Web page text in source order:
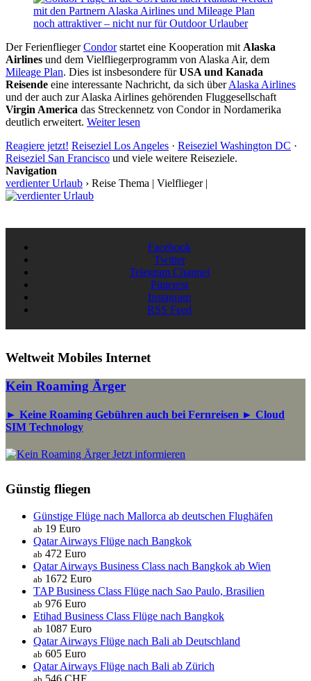
Der FerienfliegerCondorstartet eine Kooperation mit Alaska
Airlines und dem Vielfliegerprogramm von Alaska Air, dem
Mileage Plan. Dies ist insbesondere fürUSA und Kanada
Reisende eine interessante Nachricht, da sich überAlaska Airlines
und der auch zur Alaska Airlines gehörenden Fluggesellschaft
Virgin America das Streckennetz von Condor in Nordamerika
deutlich erweitert. Weiter lesen
Reagiere jetzt! Reiseziel Los Angeles · Reiseziel Washington DC ·
Reiseziel San Francisco und viele weitere Reiseziele.
Navigation
verdienter Urlaub › Reise Thema | Vielflieger |
Facebook
Twitter
Telegram Channel
Pinterest
Instagram
RSS Feed
Weltweit Mobiles Internet
Kein Roaming Ärger
► Keine Roaming Gebühren auch bei Fernreisen ► Cloud
SIM Technology
Jetzt informieren
Günstig fliegen
Günstige Flüge nach Mallorca ab deutschen Flughäfen
ab 19 Euro
Qatar Airways Flüge nach Bangkok
ab 472 Euro
Qatar Airways Business Class nach Bangkok ab Wien
ab 1672 Euro
TAP Business Class Flüge nach Sao Paulo, Brasilien
ab 976 Euro
Etihad Business Class Flüge nach Bangkok
ab 1087 Euro
Qatar Airways Flüge nach Bali ab Deutschland
ab 605 Euro
Qatar Airways Flüge nach Bali ab Zürich